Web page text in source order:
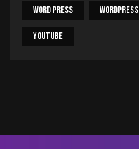
Word Press WordPress
Youtube